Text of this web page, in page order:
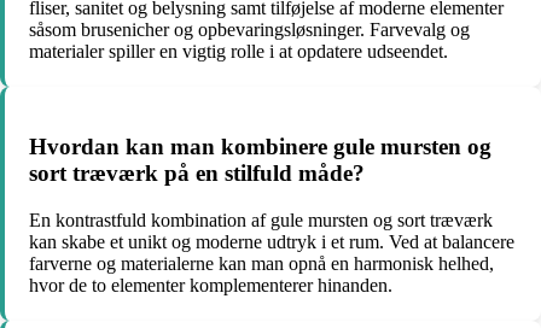
fliser, sanitet og belysning samt tilføjelse af moderne elementer
såsom brusenicher og opbevaringsløsninger. Farvevalg og
materialer spiller en vigtig rolle i at opdatere udseendet.
Hvordan kan man kombinere gule mursten og
sort træværk på en stilfuld måde?
En kontrastfuld kombination af gule mursten og sort træværk
kan skabe et unikt og moderne udtryk i et rum. Ved at balancere
farverne og materialerne kan man opnå en harmonisk helhed,
hvor de to elementer komplementerer hinanden.